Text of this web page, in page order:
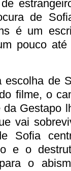
de
é um
pouco
de
filme, o
Gestapo
vai
Sofia
e o
o